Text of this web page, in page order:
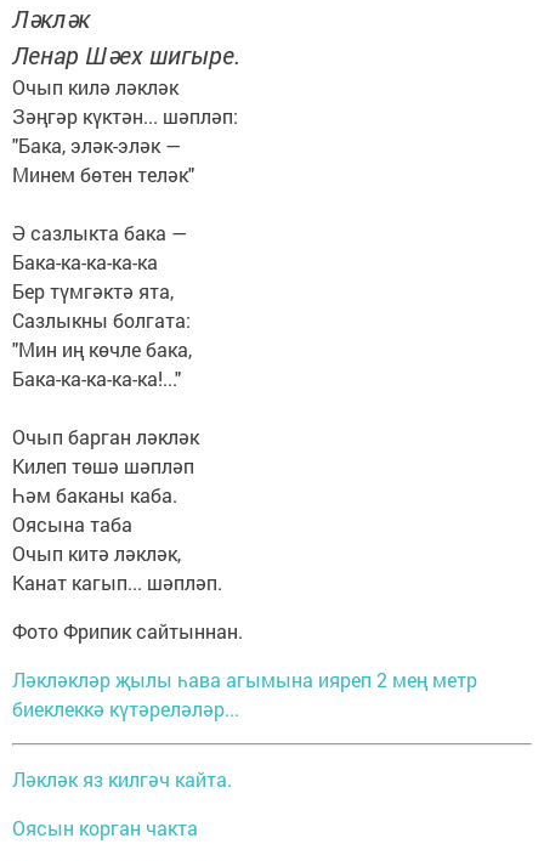
Ләкләк
Ленар Шәех шигыре.
Очып килә ләкләк
Зәңгәр күктән... шәпләп:
"Бака, эләк-эләк —
Минем бөтен теләк"
Ә сазлыкта бака —
Бака-ка-ка-ка-ка
Бер түмгәктә ята,
Сазлыкны болгата:
"Мин иң көчле бака,
Бака-ка-ка-ка-ка!..."
Очып барган ләкләк
Килеп төшә шәпләп
Һәм баканы каба.
Оясына таба
Очып китә ләкләк,
Канат кагып... шәпләп.
Фото Фрипик сайтыннан.
Ләкләкләр җылы һава агымына ияреп 2 мең метр
биеклеккә күтәреләләр...
Ләкләк яз килгәч кайта.
Оясын корган чакта